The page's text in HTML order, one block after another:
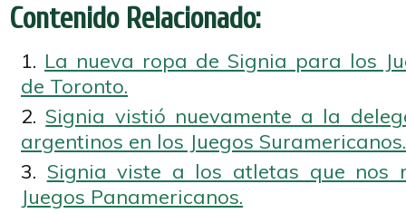
Contenido Relacionado:
La nueva ropa de Signia para los
de Toronto.
Signia vistió nuevamente a la
argentinos en los Juegos Suramericanos.
Signia viste a los atletas que nos
Juegos Panamericanos.